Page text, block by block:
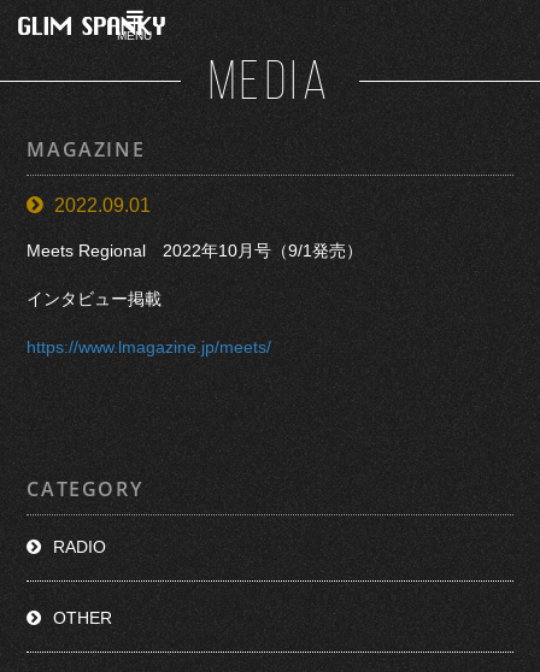
MENU
MEDIA
MAGAZINE
2022.09.01
Meets Regional 2022年10月号（9/1発売）
インタビュー掲載
https://www.lmagazine.jp/meets/
CATEGORY
RADIO
OTHER